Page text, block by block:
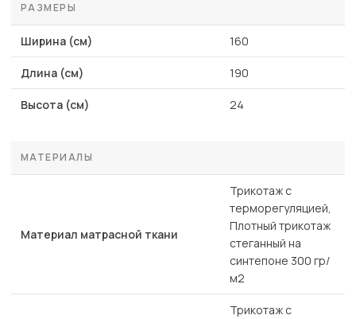
РАЗМЕРЫ
Ширина (см) 160
Длина (см) 190
Высота (см) 24
МАТЕРИАЛЫ
Материал матрасной ткани
Трикотаж с
терморегуляцией,
Плотный трикотаж
стеганный на
синтепоне 300 гр/
м2
Трикотаж с